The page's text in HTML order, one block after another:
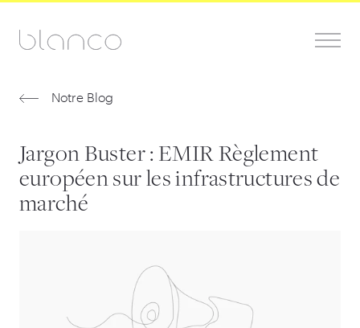
Notre Blog
Jargon Buster : EMIR Règlement
européen sur les infrastructures de
marché